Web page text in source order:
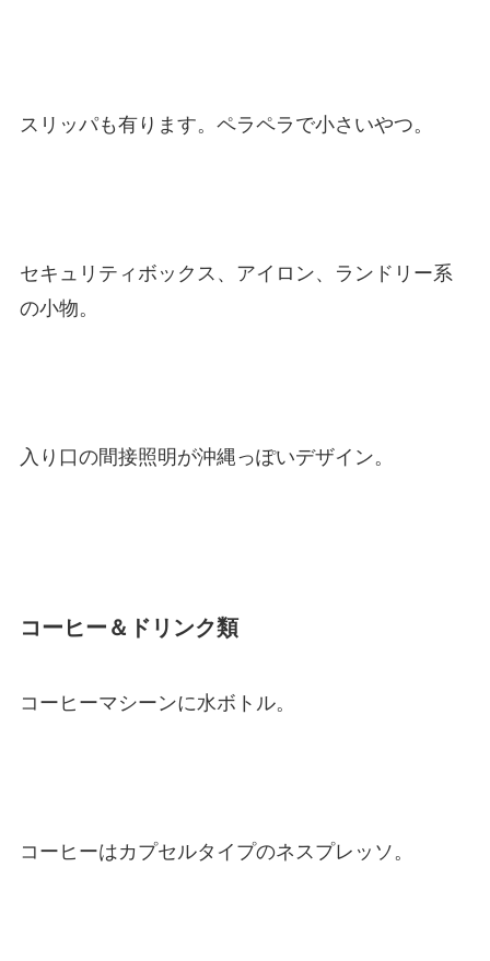
スリッパも有ります。ペラペラで小さいやつ。
セキュリティボックス、アイロン、ランドリー系
の小物。
入り口の間接照明が沖縄っぽいデザイン。
コーヒー＆ドリンク類
コーヒーマシーンに水ボトル。
コーヒーはカプセルタイプのネスプレッソ。